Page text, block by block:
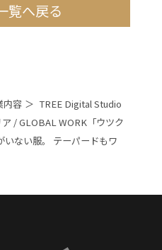
覧へ戻る
内容
TREE Digital Studio
/ GLOBAL WORK「ウツク
ない服。 テーパードもワ